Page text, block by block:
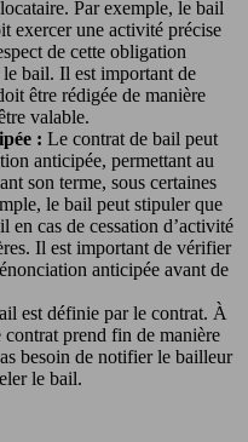
Par exemple, le bail
exercer une activité précise
de cette obligation
bail. Il est important de
être rédigée de manière
valable.
: Le contrat de bail peut
anticipée, permettant au
son terme, sous certaines
le bail peut stipuler que
en cas de cessation d’activité
Il est important de vérifier
anticipée avant de
est définie par le contrat. À
prend fin de manière
besoin de notifier le bailleur
le bail.